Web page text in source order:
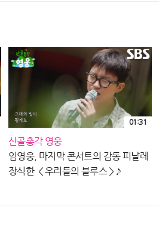
산골총각 영웅
임영웅, 마지막 콘서트의 감동 피날레
장식한 ＜우리들의 블루스＞♪
01:31